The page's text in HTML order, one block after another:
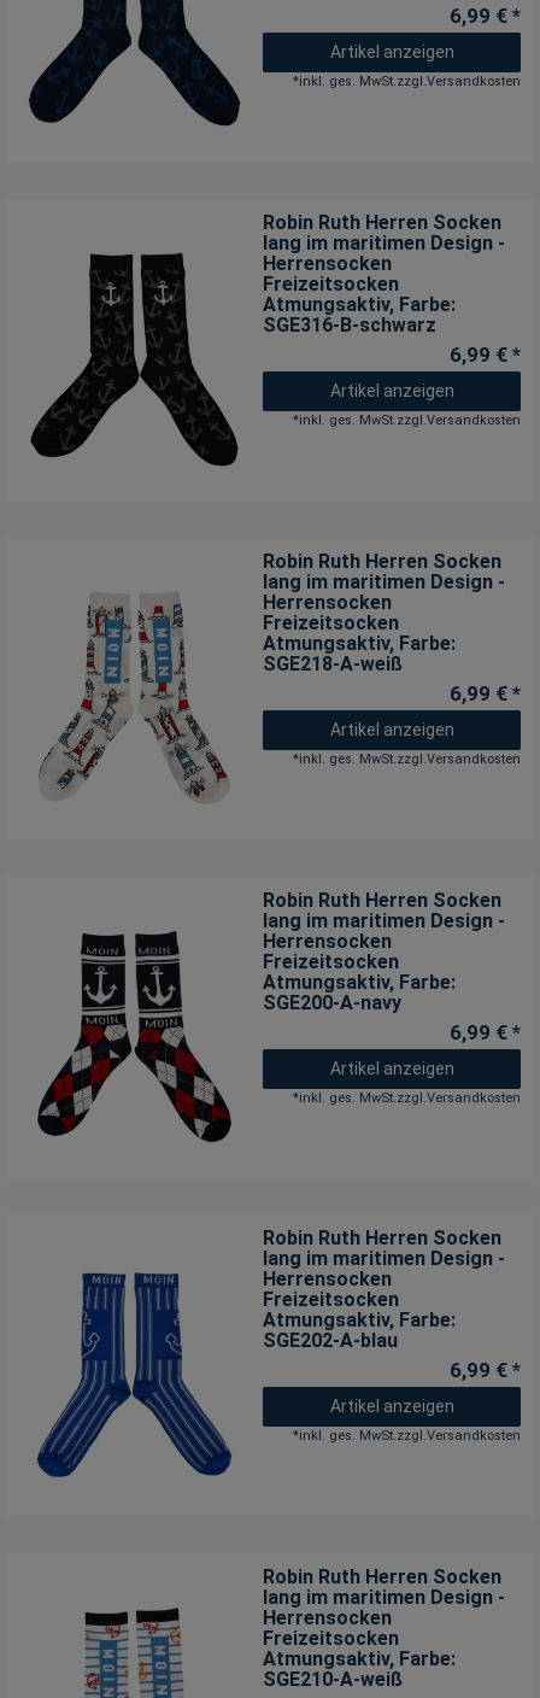
6,99 € *
Artikel anzeigen
*inkl. ges. MwSt.zzgl.Versandkosten
Robin Ruth Herren Socken
lang im maritimen Design -
Herrensocken
Freizeitsocken
Atmungsaktiv, Farbe:
SGE316-B-schwarz
6,99 € *
Artikel anzeigen
*inkl. ges. MwSt.zzgl.Versandkosten
Robin Ruth Herren Socken
lang im maritimen Design -
Herrensocken
Freizeitsocken
Atmungsaktiv, Farbe:
SGE218-A-weiß
6,99 € *
Artikel anzeigen
*inkl. ges. MwSt.zzgl.Versandkosten
Robin Ruth Herren Socken
lang im maritimen Design -
Herrensocken
Freizeitsocken
Atmungsaktiv, Farbe:
SGE200-A-navy
6,99 € *
Artikel anzeigen
*inkl. ges. MwSt.zzgl.Versandkosten
Robin Ruth Herren Socken
lang im maritimen Design -
Herrensocken
Freizeitsocken
Atmungsaktiv, Farbe:
SGE202-A-blau
6,99 € *
Artikel anzeigen
*inkl. ges. MwSt.zzgl.Versandkosten
Robin Ruth Herren Socken
lang im maritimen Design -
Herrensocken
Freizeitsocken
Atmungsaktiv, Farbe:
SGE210-A-weiß